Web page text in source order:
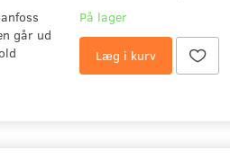
går ud
På lager
Læg i kurv